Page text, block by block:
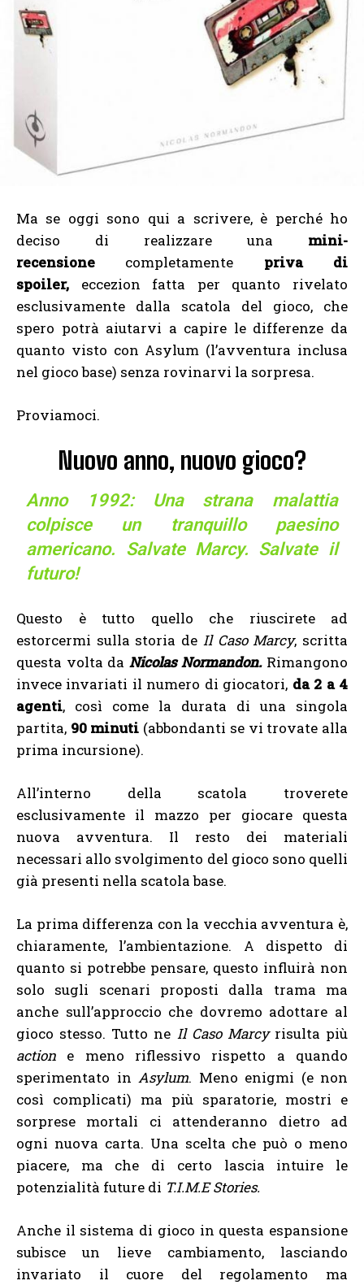
Ma se oggi sono qui a scrivere, è perché ho
deciso di realizzare una mini-
recensione completamente priva di
spoiler, eccezion fatta per quanto rivelato
esclusivamente dalla scatola del gioco, che
spero potrà aiutarvi a capire le differenze da
quanto visto con Asylum (l’avventura inclusa
nel gioco base) senza rovinarvi la sorpresa.
Proviamoci.
Nuovo anno, nuovo gioco?
Anno 1992: Una strana malattia
colpisce un tranquillo paesino
americano. Salvate Marcy. Salvate il
futuro!
Questo è tutto quello che riuscirete ad
estorcermi sulla storia de Il Caso Marcy, scritta
questa volta da NicolasNormandon.Rimangono
invece invariati il numero di giocatori, da 2 a 4
agenti, così come la durata di una singola
partita, 90 minuti (abbondanti se vi trovate alla
prima incursione).
All’interno della scatola troverete
esclusivamente il mazzo per giocare questa
nuova avventura. Il resto dei materiali
necessari allo svolgimento del gioco sono quelli
già presenti nella scatola base.
La prima differenza con la vecchia avventura è,
chiaramente, l’ambientazione. A dispetto di
quanto si potrebbe pensare, questo influirà non
solo sugli scenari proposti dalla trama ma
anche sull’approccio che dovremo adottare al
gioco stesso. Tutto ne Il Caso Marcyrisulta più
action e meno riflessivo rispetto a quando
sperimentato in Asylum. Meno enigmi (e non
così complicati) ma più sparatorie, mostri e
sorprese mortali ci attenderanno dietro ad
ogni nuova carta. Una scelta che può o meno
piacere, ma che di certo lascia intuire le
potenzialità future di T.I.M.E Stories.
Anche il sistema di gioco in questa espansione
subisce un lieve cambiamento, lasciando
invariato il cuore del regolamento ma